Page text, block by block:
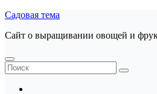
Перейти
содержанию
Садовая тема
Сайт о выращивании овощей и